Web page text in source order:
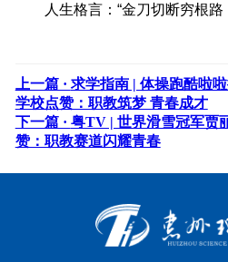
人生格言：“金刀切断穷根
上一篇 · 求学指南 | 体操跑酷啦
学校点赞：职教筑梦 青春成才
下一篇 · 粤TV | 世界滑雪冠军贾
赞：职教赛道闪耀青春